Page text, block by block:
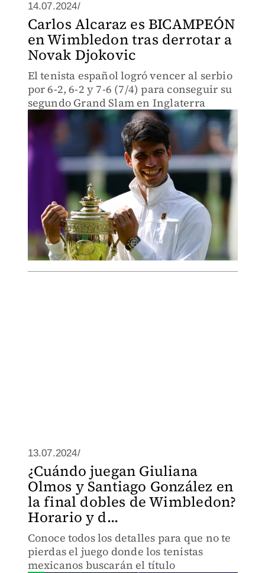
14.07.2024/
Carlos Alcaraz es BICAMPEÓN
en Wimbledon tras derrotar a
Novak Djokovic
El tenista español logró vencer al serbio
por 6-2, 6-2 y 7-6 (7/4) para conseguir su
segundo Grand Slam en Inglaterra
13.07.2024/
¿Cuándo juegan Giuliana
Olmos y Santiago González en
la final dobles de Wimbledon?
Horario y d...
Conoce todos los detalles para que no te
pierdas el juego donde los tenistas
mexicanos buscarán el título